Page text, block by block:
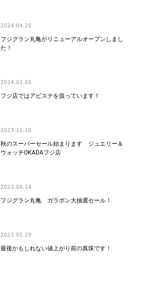
2024.04.29
フジグラン丸亀がリニューアルオープンしまし
た！
2024.02.05
フジ店ではアビステを扱っています！
2023.11.10
秋のスーパーセール始まります ジュエリー＆
ウォッチOKADAフジ店
2023.08.14
フジグラン丸亀 ガラポン大抽選セール！
2023.05.29
最後かもしれない値上がり前の真珠です！